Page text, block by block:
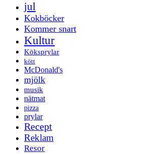
jul
Kokböcker
Kommer snart
Kultur
Köksprylar
kött
McDonald's
mjölk
musik
nätmat
pizza
prylar
Recept
Reklam
Resor